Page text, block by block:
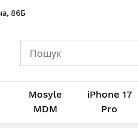
86Б
Mosyle
MDM
iPhone 17
Pro